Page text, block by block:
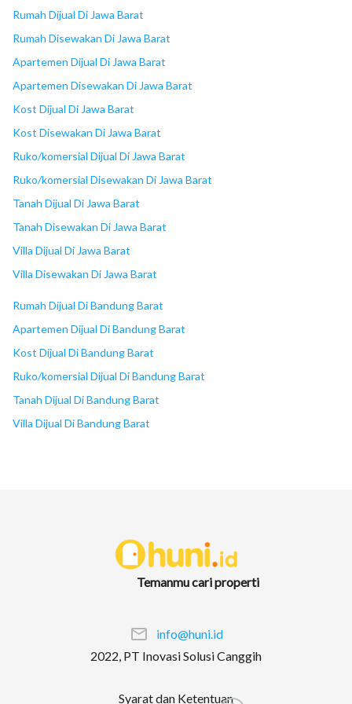
18 Living Plaza Dago
Rumah Dijual Di Jawa Barat
Rumah Disewakan Di Jawa Barat
Apartemen Dijual Di Jawa Barat
Apartemen Disewakan Di Jawa Barat
Kost Dijual Di Jawa Barat
Kost Disewakan Di Jawa Barat
Ruko/komersial Dijual Di Jawa Barat
Ruko/komersial Disewakan Di Jawa Barat
Tanah Dijual Di Jawa Barat
Tanah Disewakan Di Jawa Barat
Villa Dijual Di Jawa Barat
Villa Disewakan Di Jawa Barat
Rumah Dijual Di Bandung Barat
Apartemen Dijual Di Bandung Barat
Kost Dijual Di Bandung Barat
Ruko/komersial Dijual Di Bandung Barat
Tanah Dijual Di Bandung Barat
Villa Dijual Di Bandung Barat
Temanmu cari properti
info@huni.id
2022, PT Inovasi Solusi Canggih
Syarat dan Ketentuan